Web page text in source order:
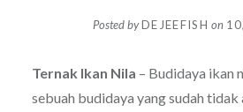
Posted byDEJEEFISH on
Ternak Ikan Nila – Budidaya ikan
sebuah budidaya yang sudah tidak